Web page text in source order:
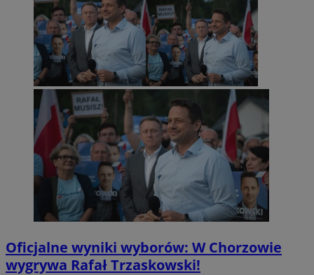
Oficjalne wyniki wyborów: W Chorzowie
wygrywa Rafał Trzaskowski!